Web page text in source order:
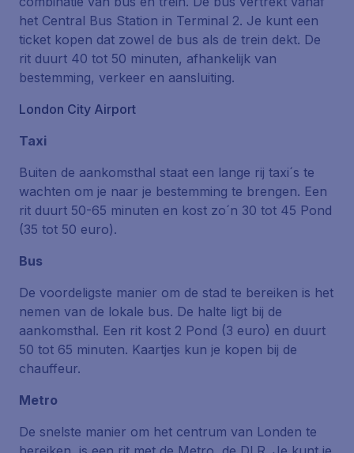
het Central Bus Station in Terminal 2. Je kunt een
ticket kopen dat zowel de bus als de trein dekt. De
rit duurt 40 tot 50 minuten, afhankelijk van
bestemming, verkeer en aansluiting.
London City Airport
Taxi
Buiten de aankomsthal staat een lange rij taxi´s te
wachten om je naar je bestemming te brengen. Een
rit duurt 50-65 minuten en kost zo´n 30 tot 45 Pond
(35 tot 50 euro).
Bus
De voordeligste manier om de stad te bereiken is het
nemen van de lokale bus. De halte ligt bij de
aankomsthal. Een rit kost 2 Pond (3 euro) en duurt
50 tot 65 minuten. Kaartjes kun je kopen bij de
chauffeur.
Metro
De snelste manier om het centrum van Londen te